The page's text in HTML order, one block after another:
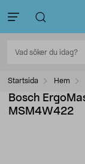
Startsida Hem
Bosch
MSM4W422